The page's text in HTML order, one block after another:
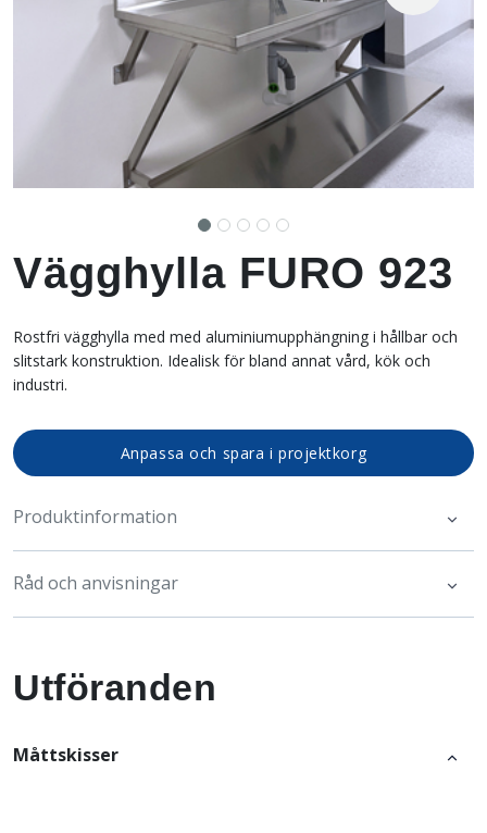
Vägghylla FURO 923
Rostfri vägghylla med med aluminiumupphängning i hållbar och
slitstark konstruktion. Idealisk för bland annat vård, kök och
industri.
Anpassa och spara i projektkorg
Produktinformation
Råd och anvisningar
Utföranden
Måttskisser